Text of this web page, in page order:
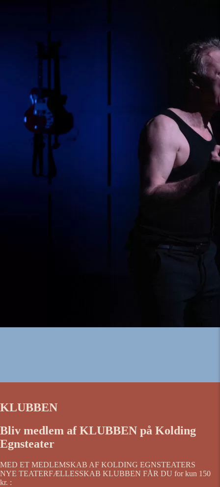
KLUBBEN
Bliv medlem af KLUBBEN på Kolding
Egnsteater
MED ET MEDLEMSKAB AF KOLDING EGNSTEATERS
NYE TEATERFÆLLESSKAB KLUBBEN FÅR DU for kun 150
kr. :